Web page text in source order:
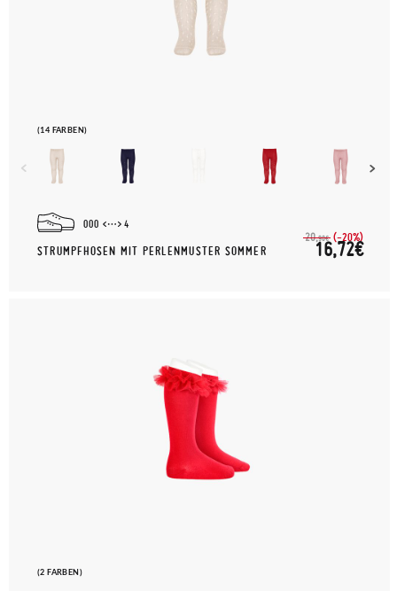
(14 FARBEN)
000 4
STRUMPFHOSEN MIT PERLENMUSTER SOMMER
20,90€ (-20%)
16,72€
(2 FARBEN)